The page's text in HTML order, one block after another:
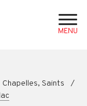
MENU
Chapelles, Saints
/